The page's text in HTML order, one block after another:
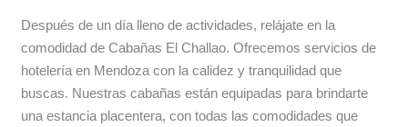
Después de un día lleno de actividades, relájate en la
comodidad de Cabañas El Challao. Ofrecemos servicios de
hotelería en Mendoza con la calidez y tranquilidad que
buscas. Nuestras cabañas están equipadas para brindarte
una estancia placentera, con todas las comodidades que